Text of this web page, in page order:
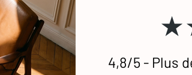
4,8/5 - Plus